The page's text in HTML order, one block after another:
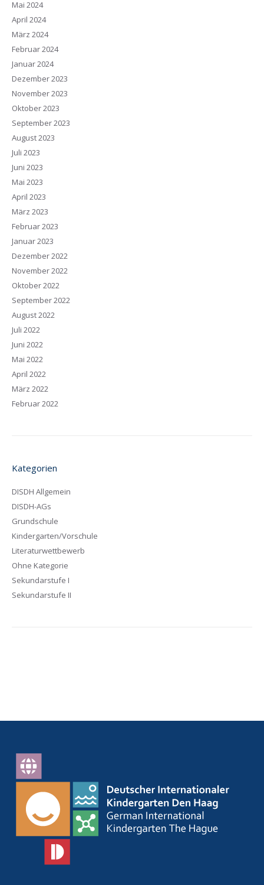
Mai 2024
April 2024
März 2024
Februar 2024
Januar 2024
Dezember 2023
November 2023
Oktober 2023
September 2023
August 2023
Juli 2023
Juni 2023
Mai 2023
April 2023
März 2023
Februar 2023
Januar 2023
Dezember 2022
November 2022
Oktober 2022
September 2022
August 2022
Juli 2022
Juni 2022
Mai 2022
April 2022
März 2022
Februar 2022
Kategorien
DISDH Allgemein
DISDH-AGs
Grundschule
Kindergarten/Vorschule
Literaturwettbewerb
Ohne Kategorie
Sekundarstufe I
Sekundarstufe II